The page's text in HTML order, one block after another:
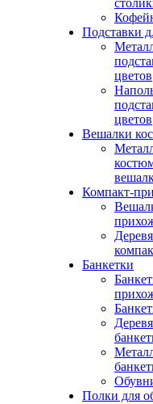
Подставки
цветов
цветов
Вешалки
Компакт-
Банкетки
Полки для